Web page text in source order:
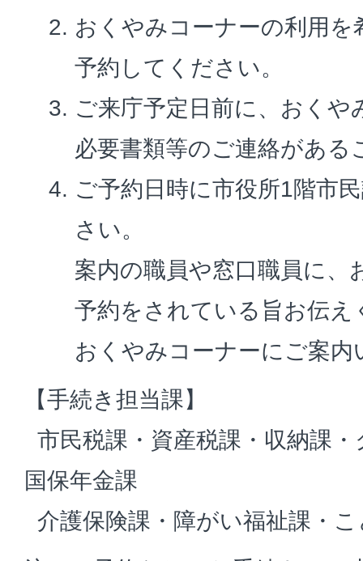
おくやみコーナーの利用
予約してください。
ご来庁予定日前に、おくや
必要書類等のご連絡がある
ご予約日時に市役所1階市
さい。
案内の職員や窓口職員に、
予約をされている旨お伝え
おくやみコーナーにご案内
【手続き担当課】
市民税課・資産税課・収納課
国保年金課
介護保険課・障がい福祉課・